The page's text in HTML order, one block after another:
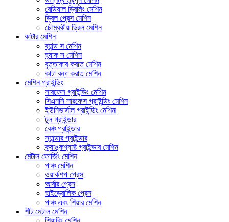
রেডিয়াল ড্রিলিং মেশিন
ড্রিল প্রেস মেশিন
চৌম্বকীয় ড্রিল মেশিন
কাটার মেশিন
ব্যান্ড স মেশিন
হ্যাক স মেশিন
বৃত্তাকার করাত মেশিন
কাটা বন্ধ করাত মেশিন
মেশিন গ্রাইন্ডিং
সারফেস গ্রাইন্ডিং মেশিন
সিএনসি সারফেস গ্রাইন্ডিং মেশিন
ইউনিভার্সাল গ্রাইন্ডিং মেশিন
টুল গ্রাইন্ডার
বেঞ্চ গ্রাইন্ডার
স্যান্ডার গ্রাইন্ডার
ক্র্যাঙ্কশ্যাফ্ট গ্রাইন্ডার মেশিন
মেটাল ফোর্জিং মেশিন
পাঞ্চ মেশিন
ওয়ার্কশপ প্রেস
আর্বার প্রেস
হাইড্রোলিক প্রেস
পাঞ্চ এবং শিয়ার মেশিন
শীট মেটাল মেশিন